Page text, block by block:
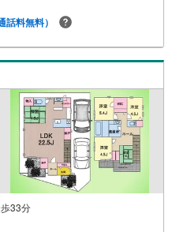
ライフプランのシミュレーショ
った物件をご紹介させて頂きま
てご紹介可能ですのでお気軽に
もございますので、お車での
話料無料）
33分